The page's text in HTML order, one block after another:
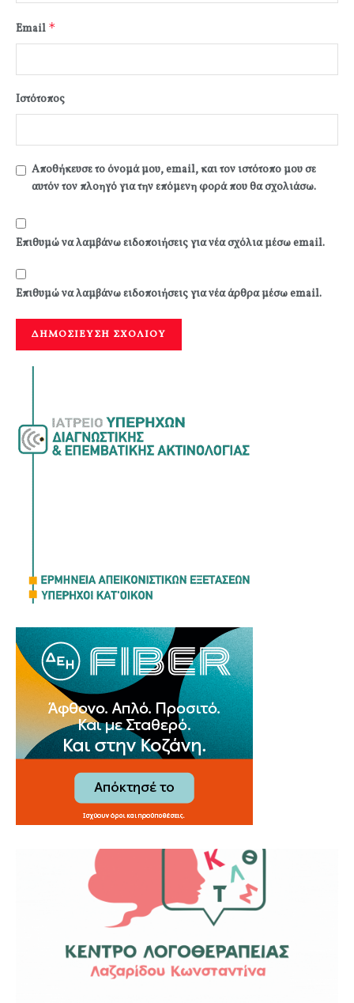
Email *
Ιστότοπος
Αποθήκευσε το όνομά μου, email, και τον ιστότοπο μου σε
αυτόν τον πλοηγό για την επόμενη φορά που θα σχολιάσω.
Επιθυμώ να λαμβάνω ειδοποιήσεις για νέα σχόλια μέσω email.
Επιθυμώ να λαμβάνω ειδοποιήσεις για νέα άρθρα μέσω email.